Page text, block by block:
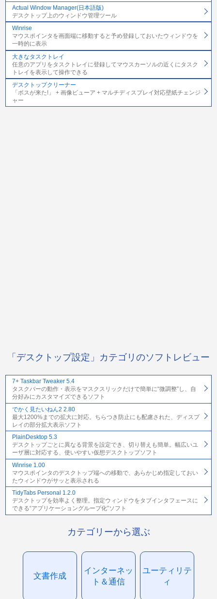
Actual Window Manager(日本語版)
デスクトップ上のウィンドウ管理ツール
Winrise
マウスポインタを画面端に移動すると予め登録しておいたウィンドウを
一時的に表示
大きなタスクトレイ
任意のアプリをタスクトレイに登録してマウスカーソルの近くにタスク
トレイを表示して操作できる
デスクトップクリーナー
「ボスが来た!」 + 画像ビューア + マルチディスプレイ対応壁紙チェンジ
ャー
「デスクトップ設定」カテゴリのソフトレビュー
7+ Taskbar Tweaker 5.4
タスクバーの動作・表示をマスクスリックだけで簡単に“微調整”し、自
分好みにカスタマイズできるソフト
でかく見たいねん2 2.80
最大1200%までの拡大に対応。ちらつき防止にも配慮された、ディスプ
レイの部分拡大表示ソフト
PlainDesktop 5.3
デスクトップごとに異なる背景を設定でき、切り替えも簡単。幅広いユ
ーザ層に対応する、使いやすい仮想デスクトップソフト
Winrise 1.00
マウスポインタのデスクトップ端への移動で、あらかじめ指定しておい
たウィンドウがサッと表示される
TidyTabs Personal 1.2.0
デスクトップを効率よく整理。指定ウィンドウをタブインタフェースに
できる“アプリケーショングループ化”ソフト
カテゴリーから選ぶ
文書作成
インターネッ
ト＆通信
ユーティリテ
ィ